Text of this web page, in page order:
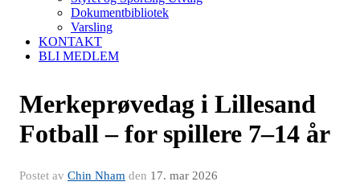
Dokumentbibliotek
Varsling
KONTAKT
BLI MEDLEM
Merkeprøvedag i Lillesand
Fotball – for spillere 7–14 år
Postet av Chin Nham den 17. mar 2026